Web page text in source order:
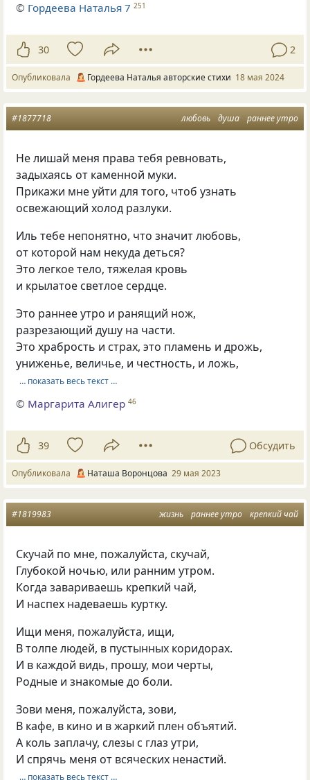
© Гордеева Наталья 7 251
30 2
Опубликовала Гордеева Наталья авторские стихи 18 мая 2024
любовь душа раннее утро
#1877718
Не лишай меня права тебя ревновать,
задыхаясь от каменной муки.
Прикажи мне уйти для того, чтоб узнать
освежающий холод разлуки.
Иль тебе непонятно, что значит любовь,
от которой нам некуда деться?
Это легкое тело, тяжелая кровь
и крылатое светлое сердце.
Это раннее утро и ранящий нож,
разрезающий душу на части.
Это храбрость и страх, это пламень и дрожь,
униженье, величье, и честность, и ложь,
… показать весь текст …
© Маргарита Алигер 46
39 Обсудить
Опубликовала Наташа Воронцова 29 мая 2023
жизнь раннее утро крепкий чай
#1819983
Скучай по мне, пожалуйста, скучай,
Глубокой ночью, или ранним утром.
Когда завариваешь крепкий чай,
И наспех надеваешь куртку.
Ищи меня, пожалуйста, ищи,
В толпе людей, в пустынных коридорах.
И в каждой видь, прошу, мои черты,
Родные и знакомые до боли.
Зови меня, пожалуйста, зови,
В кафе, в кино и в жаркий плен объятий.
А коль заплачу, слезы с глаз утри,
И спрячь меня от всяческих ненастий.
… показать весь текст …